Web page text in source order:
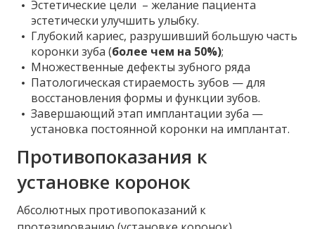
Эстетические цели – желание пациента
эстетически улучшить улыбку.
Глубокий кариес, разрушивший большую часть
коронки зуба (более чем на 50%);
Множественные дефекты зубного ряда
Патологическая стираемость зубов — для
восстановления формы и функции зубов.
Завершающий этап имплантации зуба —
установка постоянной коронки на имплантат.
Противопоказания к
установке коронок
Абсолютных противопоказаний к